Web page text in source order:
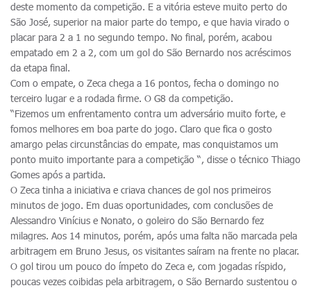
deste momento da competição. E a vitória esteve muito perto do
São José, superior na maior parte do tempo, e que havia virado o
placar para 2 a 1 no segundo tempo. No final, porém, acabou
empatado em 2 a 2, com um gol do São Bernardo nos acréscimos
da etapa final.
Com o empate, o Zeca chega a 16 pontos, fecha o domingo no
terceiro lugar e a rodada firme. O G8 da competição.
“Fizemos um enfrentamento contra um adversário muito forte, e
fomos melhores em boa parte do jogo. Claro que fica o gosto
amargo pelas circunstâncias do empate, mas conquistamos um
ponto muito importante para a competição “, disse o técnico Thiago
Gomes após a partida.
O Zeca tinha a iniciativa e criava chances de gol nos primeiros
minutos de jogo. Em duas oportunidades, com conclusões de
Alessandro Vinícius e Nonato, o goleiro do São Bernardo fez
milagres. Aos 14 minutos, porém, após uma falta não marcada pela
arbitragem em Bruno Jesus, os visitantes saíram na frente no placar.
O gol tirou um pouco do ímpeto do Zeca e, com jogadas ríspido,
poucas vezes coibidas pela arbitragem, o São Bernardo sustentou o